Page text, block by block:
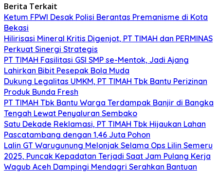
Berita Terkait
Ketum FPWI Desak Polisi Berantas Premanisme di Kota
Bekasi
Hilirisasi Mineral Kritis Digenjot, PT TIMAH dan PERMINAS
Perkuat Sinergi Strategis
PT TIMAH Fasilitasi GSI SMP se-Mentok, Jadi Ajang
Lahirkan Bibit Pesepak Bola Muda
Dukung Legalitas UMKM, PT TIMAH Tbk Bantu Perizinan
Produk Bunda Fresh
PT TIMAH Tbk Bantu Warga Terdampak Banjir di Bangka
Tengah Lewat Penyaluran Sembako
Satu Dekade Reklamasi, PT TIMAH Tbk Hijaukan Lahan
Pascatambang dengan 1,46 Juta Pohon
Lalin GT Warugunung Melonjak Selama Ops Lilin Semeru
2025, Puncak Kepadatan Terjadi Saat Jam Pulang Kerja
Wagub Aceh Dampingi Mendagri Serahkan Bantuan